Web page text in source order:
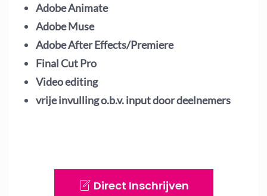
Adobe Animate
Adobe Muse
Adobe After Effects/Premiere
Final Cut Pro
Video editing
vrije invulling o.b.v. input door deelnemers
Direct Inschrijven